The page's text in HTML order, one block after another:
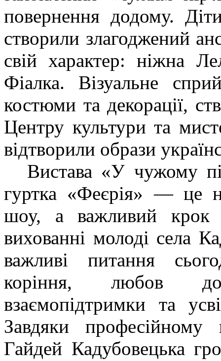
повернення додому.
створили злагоджений
свій характер: ніжна
Фіалка. Візуальне
костюми та декорації,
Центру культури та
відтворили образи
Вистава «У чужому
гуртка «Феєрія» — це
шоу, а важливий крок у
вихованні молоді села
важливі питання
коріння, любов до
взаємопідтримки та
Завдяки професійному
Гайдей Кадубовецька